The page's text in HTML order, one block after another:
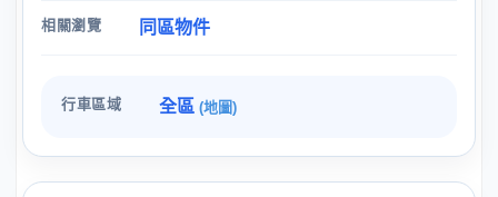
相關瀏覽 同區物件
行車區域 全區 (地圖)